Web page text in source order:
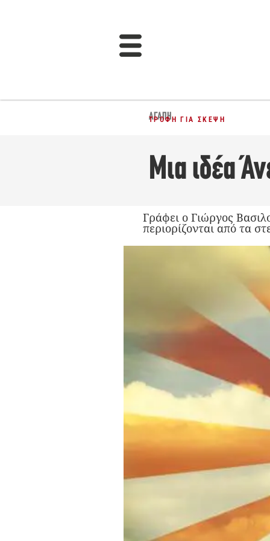
ΑΓΆΠΗ
ΤΡΟΦΉ ΓΙΑ ΣΚΈΨΗ
Μια ιδέα
Γράφει ο Γιώργος
περιορίζονται από τα